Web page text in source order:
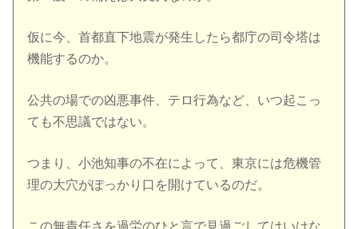
仮に今、首都直下地震が発生したら都庁の司令塔は
機能するのか。
公共の場での凶悪事件、テロ行為など、いつ起こっ
ても不思議ではない。
つまり、小池知事の不在によって、東京には危機管
理の大穴がぽっかり口を開けているのだ。
この無責任さを過労のひと言で見過ごしてはいけな